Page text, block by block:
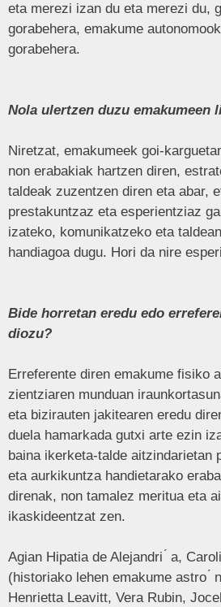
eta merezi izan du eta merezi du,
gorabehera, emakume
gorabehera.
Nola ulertzen duzu emakumeen
Niretzat, emakumeek goi-
non erabakiak hartzen diren,
taldeak zuzentzen diren eta abar,
prestakuntzaz eta esperientziaz
izateko, komunikatzeko eta
handiagoa dugu. Hori da nire
Bide horretan eredu edo
diozu?
Erreferente diren emakume fisiko
zientziaren munduan
eta bizirauten jakitearen eredu
duela hamarkada gutxi arte ezin
baina ikerketa-talde aitzindarietan
eta aurkikuntza handietarako
direnak, non tamalez meritua eta
ikaskideentzat zen.
Agian Hipatia de Alejandri ́ a,
(historiako lehen emakume astro
Henrietta Leavitt, Vera Rubin,